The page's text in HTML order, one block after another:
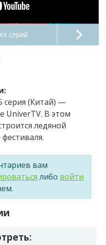
серий
серия (Китай) —
UniverTV. В этом
ледяной
вам
либо войти